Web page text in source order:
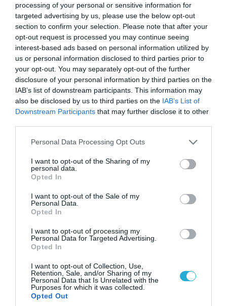
processing of your personal or sensitive information for
targeted advertising by us, please use the below opt-out
section to confirm your selection. Please note that after your
opt-out request is processed you may continue seeing
interest-based ads based on personal information utilized by
us or personal information disclosed to third parties prior to
your opt-out. You may separately opt-out of the further
disclosure of your personal information by third parties on the
IAB’s list of downstream participants. This information may
also be disclosed by us to third parties on the IAB’s List of
Downstream Participants that may further disclose it to other
Please note that this website/app uses one or more Google
not limited to your visit or usage behaviour. You may click to
grant or deny consent to Google and its third-party tags to
use your data for below specified purposes in below Google
consent section.
Personal Data Processing Opt Outs
I want to opt-out of the Sharing of my
personal data.
Opted In
I want to opt-out of the Sale of my
Personal Data.
Opted In
I want to opt-out of processing my
Personal Data for Targeted Advertising.
Opted In
I want to opt-out of Collection, Use,
Retention, Sale, and/or Sharing of my
Personal Data that Is Unrelated with the
Purposes for which it was collected.
Opted Out
ΔΗΜΟΣΙΟΓΡΑΦΟΣ ΔΙΕΘΝΟΥΣ ΠΟΛΙΤΙΚΗΣ &
ΓΕΩΠΟΛΙΤΙΚΗΣ ΑΝΑΛΥΣΗΣ
γεωπολιτικές ανακατατάξεις, διπλωματικές
σχέσεις και ζητήματα διεθνούς ασφάλειας.
στο διεθνές πολιτικό και γεωπολιτικό ρεπορτάζ,
έχοντας παρακολουθήσει σημαντικά γεγονότα
που διαμόρφωσαν το παγκόσμιο πολιτικό
σκηνικό. Απόφοιτος του Τμήματος Διεθνών και